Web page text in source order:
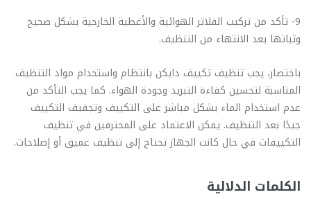
9- تأكد من تركيب الفلاتر الهوائية والأغطية الخارجية بشكل صحيح
وثباتها بعد الانتهاء من التنظيف.
باختصار، يجب تنظيف تكييف دايكن بانتظام واستخدام مواد التنظيف
المناسبة لتحسين كفاءة التبريد وجودة الهواء. كما يجب التأكد من
عدم استخدام الماء بشكل مباشر على التكييف وتجفيف التكييف
جيدًا بعد التنظيف. يمكن الاعتماد على المحترفين في تنظيف
التكييفات في حال كانت الجهاز تحتاج إلى تنظيف عميق أو إصلاحات.
الكلمات الدلالية